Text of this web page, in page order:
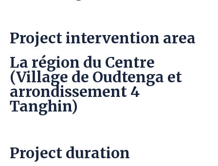
Project intervention area
La région du Centre
(Village de Oudtenga et
arrondissement 4
Tanghin)
Project duration